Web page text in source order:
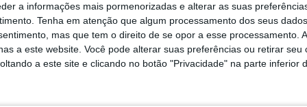
a informações mais pormenorizadas e alterar as suas
Tenha em atenção que algum processamento dos seus
mas que tem o direito de se opor a esse processamento.
a este website. Você pode alterar suas preferências ou retirar seu
a este site e clicando no botão "Privacidade" na parte inferior
tiveram a oportunidade de consolidar os seus
e desmistificar o trabalho da Seguro
Médis, Clínica Médis e Ageas Seguros
que isso tem na vida das pessoas”, explica-se